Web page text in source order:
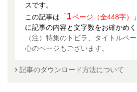
スです。
この記事は「1ページ（全448字）
に記事の内容と文字数をお確かめく
（注）特集のトビラ、タイトルペ
心のページもございます。
記事のダウンロード方法について